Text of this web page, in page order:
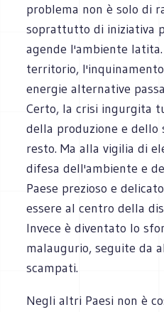
problema non è solo di
soprattutto di iniziativa
agende l'ambiente
territorio,
energie alternative
Certo, la crisi ingurgita
della produzione e dello
resto. Ma alla vigilia di
difesa dell'ambiente e
Paese prezioso e
essere al centro della
Invece è diventato lo
malaugurio, seguite da
scampati.
Negli altri Paesi non è